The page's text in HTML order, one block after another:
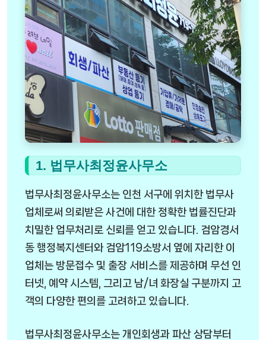
1. 법무사최정윤사무소
법무사최정윤사무소는 인천 서구에 위치한 법무사
업체로써 의뢰받은 사건에 대한 정확한 법률진단과
치밀한 업무처리로 신뢰를 얻고 있습니다. 검암경서
동 행정복지센터와 검암119소방서 옆에 자리한 이
업체는 방문접수 및 출장 서비스를 제공하며 무선 인
터넷, 예약 시스템, 그리고 남/녀 화장실 구분까지 고
객의 다양한 편의를 고려하고 있습니다.
법무사최정윤사무소는 개인회생과 파산 상담부터